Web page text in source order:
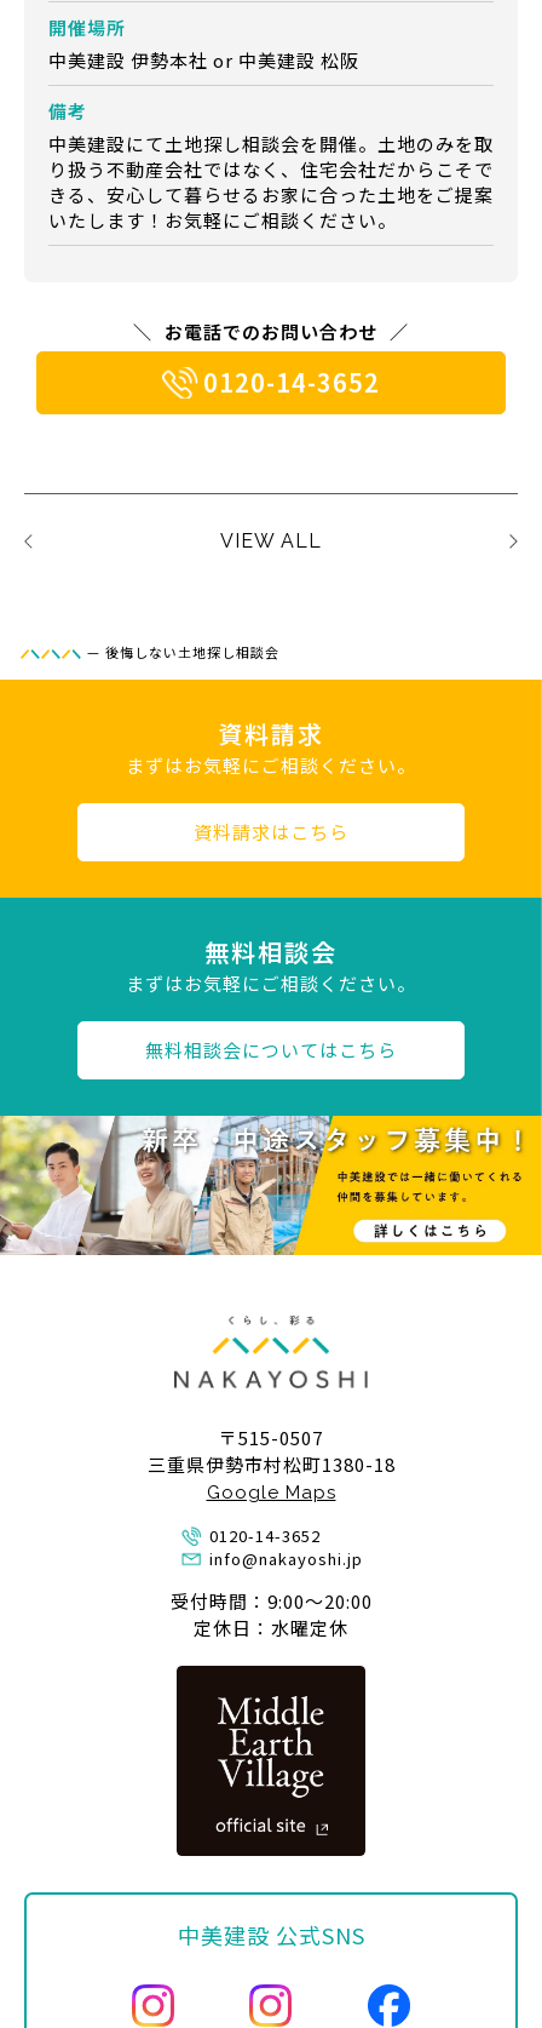
開催場所
中美建設 伊勢本社 or 中美建設 松阪
備考
中美建設にて土地探し相談会を開催。土地のみを取
り扱う不動産会社ではなく、住宅会社だからこそで
きる、安心して暮らせるお家に合った土地をご提案
いたします！お気軽にご相談ください。
お電話でのお問い合わせ
0120-14-3652
VIEW ALL
— 後悔しない土地探し相談会
資料請求
まずはお気軽にご相談ください。
資料請求はこちら
無料相談会
まずはお気軽にご相談ください。
無料相談会についてはこちら
〒515-0507
三重県伊勢市村松町1380-18
Google Maps
0120-14-3652
info@nakayoshi.jp
受付時間：9:00〜20:00
定休日：水曜定休
中美建設 公式SNS